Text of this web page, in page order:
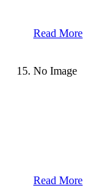
Read More
No Image
Read More